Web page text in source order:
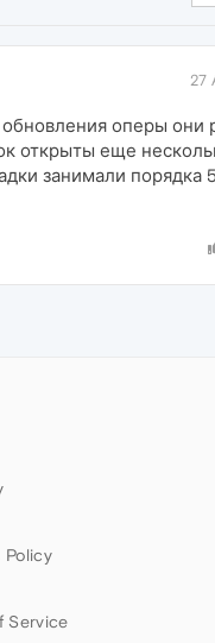
27
оперы они
открыты еще
занимали порядка
Policy
Service